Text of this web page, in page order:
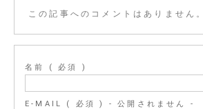
この記事へのコメントはありません。
名前 ( 必須 )
E-MAIL ( 必須 ) - 公開されません -